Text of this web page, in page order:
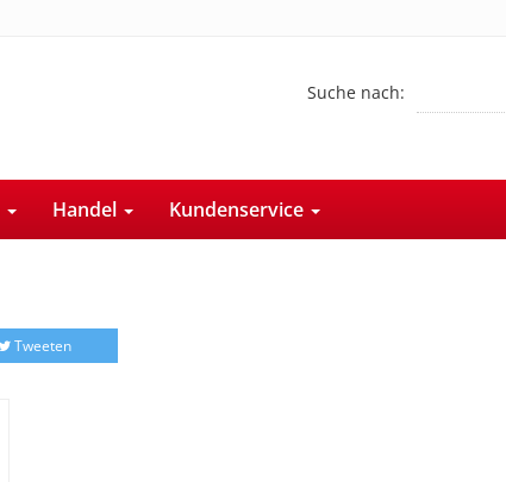
Suche nach:
Handel Kundenservice
Tweeten